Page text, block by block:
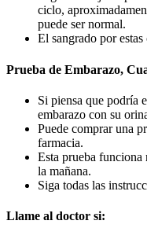
ciclo,
puede ser normal.
El sangrado por
Prueba de Embarazo,
Si piensa que podría
embarazo con su
Puede comprar una
farmacia.
Esta prueba funciona
la mañana.
Siga todas las
Llame al doctor si: